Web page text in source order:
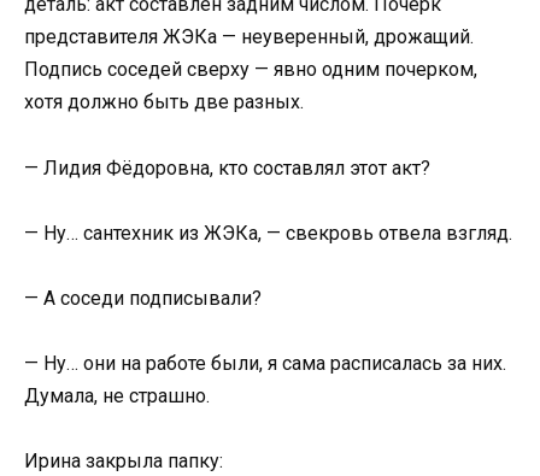
деталь: акт составлен задним числом. Почерк
представителя ЖЭКа — неуверенный, дрожащий.
Подпись соседей сверху — явно одним почерком,
хотя должно быть две разных.
— Лидия Фёдоровна, кто составлял этот акт?
— Ну… сантехник из ЖЭКа, — свекровь отвела взгляд.
— А соседи подписывали?
— Ну… они на работе были, я сама расписалась за них.
Думала, не страшно.
Ирина закрыла папку: